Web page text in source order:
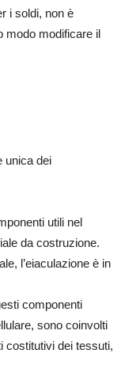
i soldi, non è
modo modificare il
unica dei
utili nel
da costruzione.
l’eiaculazione è in
componenti
sono coinvolti
costitutivi dei tessuti,